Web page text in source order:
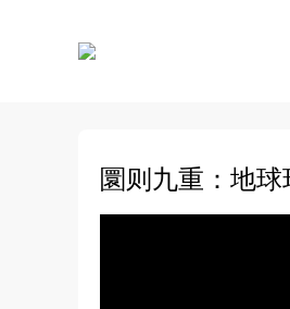
圜则九重：地球